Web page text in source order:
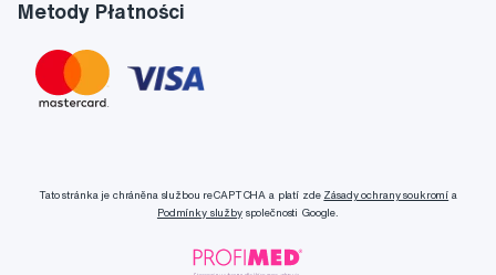
Metody Płatności
Tato stránka je chráněna službou reCAPTCHA a platí zde Zásady ochrany soukromí a
Podmínky službyspolečnosti Google.